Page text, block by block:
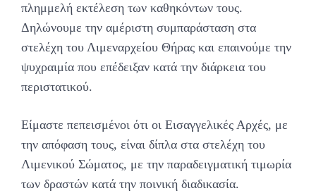
πλημμελή εκτέλεση των καθηκόντων τους.
Δηλώνουμε την αμέριστη συμπαράσταση στα
στελέχη του Λιμεναρχείου Θήρας και επαινούμε την
ψυχραιμία που επέδειξαν κατά την διάρκεια του
περιστατικού.
Είμαστε πεπεισμένοι ότι οι Εισαγγελικές Αρχές, με
την απόφαση τους, είναι δίπλα στα στελέχη του
Λιμενικού Σώματος, με την παραδειγματική τιμωρία
των δραστών κατά την ποινική διαδικασία.